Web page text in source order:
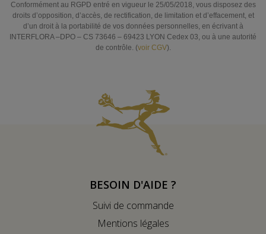
Conformément au RGPD entré en vigueur le 25/05/2018, vous disposez des
droits d’opposition, d’accès, de rectification, de limitation et d’effacement, et
d’un droit à la portabilité de vos données personnelles, en écrivant à
INTERFLORA –DPO – CS 73646 – 69423 LYON Cedex 03, ou à une autorité
de contrôle. (voir CGV).
BESOIN D'AIDE ?
Suivi de commande
Mentions légales